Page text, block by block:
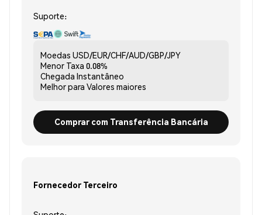
Suporte:
Moedas USD/EUR/CHF/AUD/GBP/JPY
Menor Taxa 0.08%
Chegada Instantâneo
Melhor para Valores maiores
Comprar com Transferência Bancária
Fornecedor Terceiro